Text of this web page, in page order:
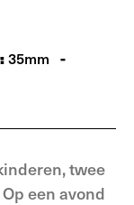
35mm -
twee
een avond